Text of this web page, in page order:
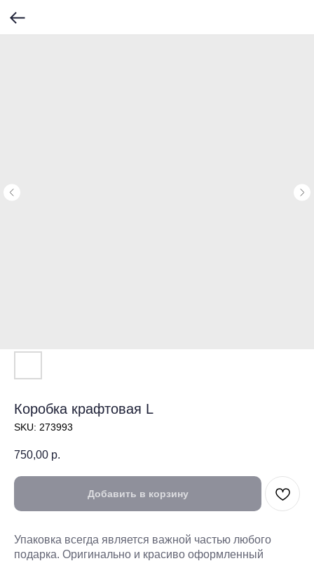
Коробка крафтовая L
SKU: 273993
750,00 р.
Добавить в корзину
Упаковка всегда является важной частью любого
подарка. Оригинально и красиво оформленный